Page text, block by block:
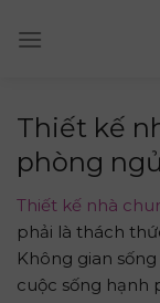
Thiết kế
phòng ngủ
Thiết kế nhà
phải là thách
Không gian
cuộc sống hạnh